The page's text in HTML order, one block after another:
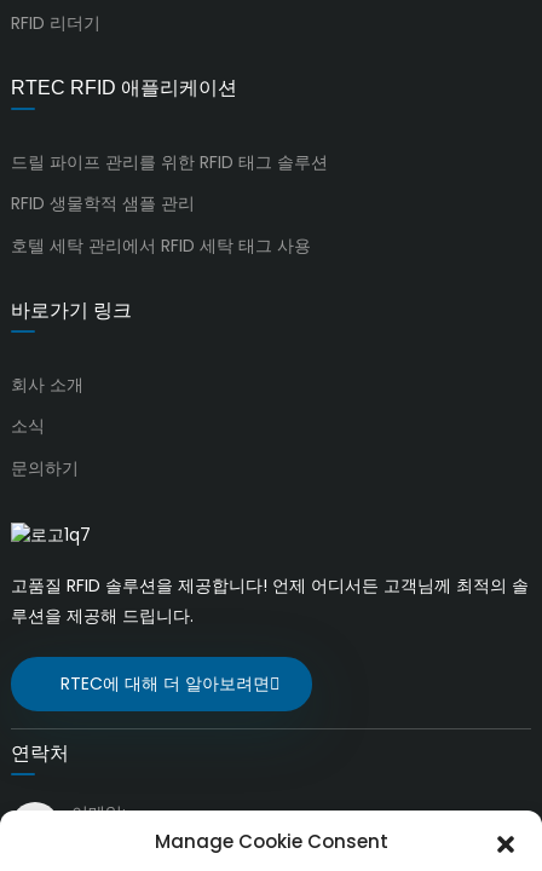
RFID 리더기
RTEC RFID 애플리케이션
드릴 파이프 관리를 위한 RFID 태그 솔루션
RFID 생물학적 샘플 관리
호텔 세탁 관리에서 RFID 세탁 태그 사용
바로가기 링크
회사 소개
소식
문의하기
고품질 RFID 솔루션을 제공합니다! 언제 어디서든 고객님께 최적의 솔
루션을 제공해 드립니다.
RTEC에 대해 더 알아보려면
연락처
이메일:
liuchang@rfrid.comManage Cookie Consent